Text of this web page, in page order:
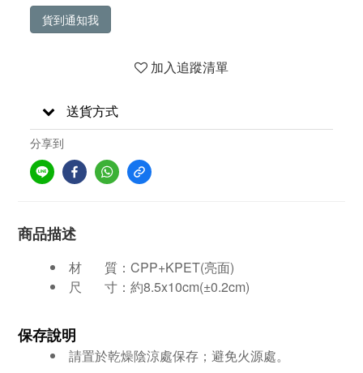
貨到通知我
加入追蹤清單
送貨方式
分享到
商品描述
材 質： CPP+KPET(亮面)
尺 寸： 約8.5x10cm(±0.2cm)
保存說明
請置於乾燥陰涼處保存；避免火源處。